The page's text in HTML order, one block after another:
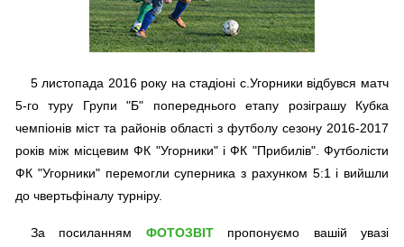
5 листопада 2016 року на стадіоні с.Угорники відбувся матч
5-го туру Групи "Б" попереднього етапу розіграшу Кубка
чемпіонів міст та районів області з футболу сезону 2016-2017
років між місцевим ФК "Угорники" і ФК "Прибилів". Футболісти
ФК "Угорники" перемогли суперника з рахунком 5:1 і вийшли
до чвертьфіналу турніру.
За посиланням ФОТОЗВІТпропонуємо вашій увазі